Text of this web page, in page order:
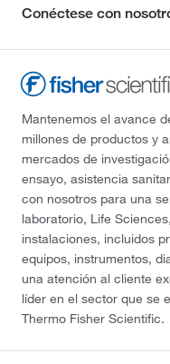
Conéctese con
Mantenemos el avance
millones de productos y
mercados de
ensayo, asistencia
con nosotros para una
laboratorio, Life
instalaciones, incluidos
equipos, instrumentos,
una atención al cliente
líder en el sector que se
Thermo Fisher Scientific.